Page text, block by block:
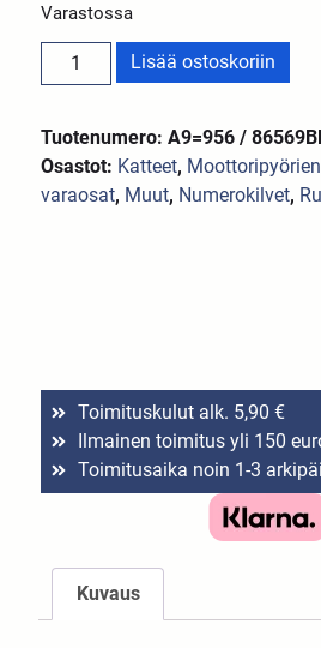
Varastossa
Lisää ostoskoriin
Tuotenumero: A9=956 /
Osastot: Katteet,
varaosat, Muut, Numerokilvet,
Toimituskulut alk. 5,90 €
Ilmainen toimitus yli 150
Toimitusaika noin 1-3
Kuvaus